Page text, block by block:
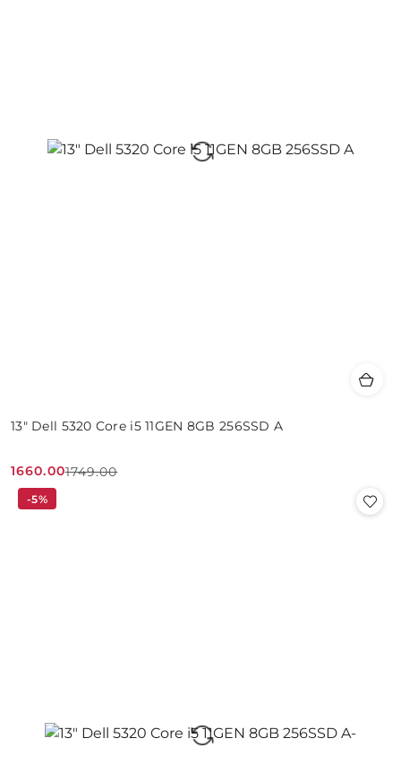
13" Dell 5320 Core i5 11GEN 8GB 256SSD A
Cena
promocyjna:
1660.00
Cena
przed
1749.00
-5%